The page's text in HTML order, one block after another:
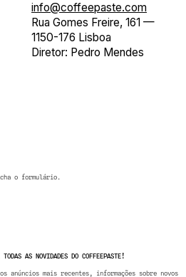
info@coffeepaste.com
Rua Gomes Freire, 161 —
1150-176 Lisboa
Diretor: Pedro Mendes
o formulário.
AS NOVIDADES DO COFFEEPASTE!
anúncios mais recentes, informações sobre novos